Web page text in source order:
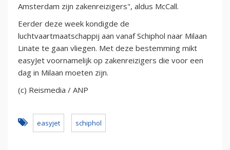
Amsterdam zijn zakenreizigers", aldus McCall.
Eerder deze week kondigde de
luchtvaartmaatschappij aan vanaf Schiphol naar Milaan
Linate te gaan vliegen. Met deze bestemming mikt
easyJet voornamelijk op zakenreizigers die voor een
dag in Milaan moeten zijn.
(c) Reismedia / ANP
easyjet schiphol